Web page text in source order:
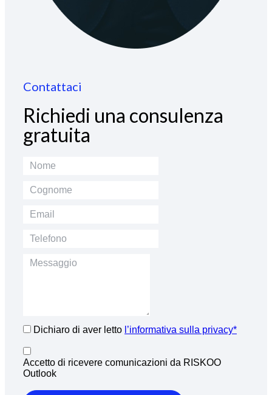
Contattaci
Richiedi una consulenza
gratuita
Dichiaro di aver letto l’informativa sulla privacy*
Accetto di ricevere comunicazioni da RISKOO
Outlook